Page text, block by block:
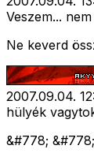
Veszem...
Ne keverd
2007.09.04.
hülyék
&#778;